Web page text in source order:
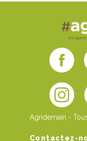
Agridemain -
Contactez-